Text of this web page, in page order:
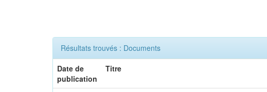
Résultats trouvés : Documents
Date de
publication
Titre